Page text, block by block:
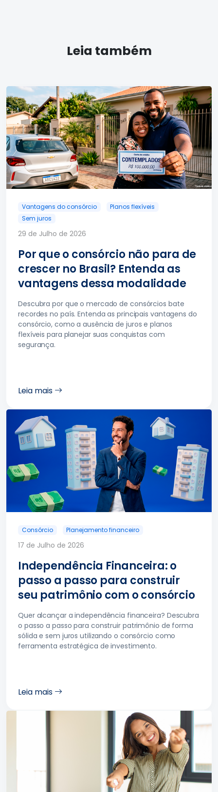
Leia também
Vantagens do consórcio
Planos flexíveis
Sem juros
29 de Julho de 2026
Por que o consórcio não para de
crescer no Brasil? Entenda as
vantagens dessa modalidade
Descubra por que o mercado de consórcios bate
recordes no país. Entenda as principais vantagens do
consórcio, como a ausência de juros e planos
flexíveis para planejar suas conquistas com
segurança.
Leia mais
Consórcio Planejamento financeiro
17 de Julho de 2026
Independência Financeira: o
passo a passo para construir
seu patrimônio com o consórcio
Quer alcançar a independência financeira? Descubra
o passo a passo para construir patrimônio de forma
sólida e sem juros utilizando o consórcio como
ferramenta estratégica de investimento.
Leia mais